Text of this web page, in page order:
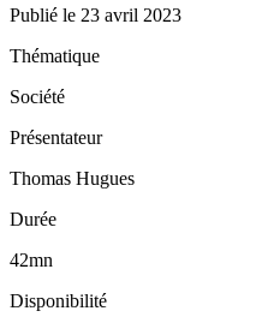
Publié le 23 avril 2023
Thématique
Société
Présentateur
Thomas Hugues
Durée
42mn
Disponibilité